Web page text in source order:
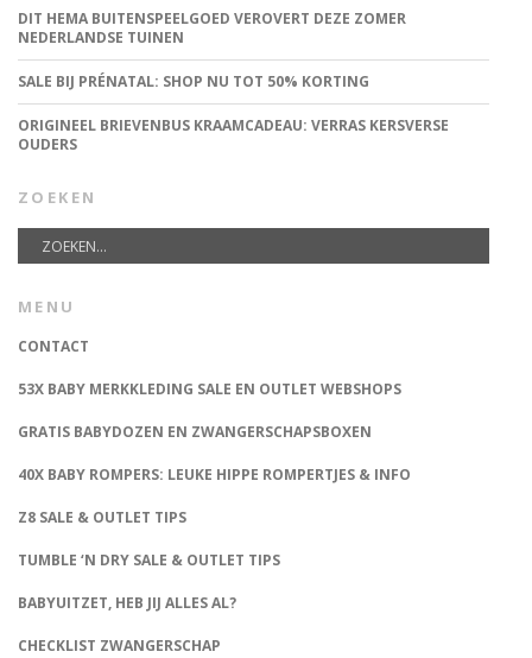
DIT HEMA BUITENSPEELGOED VEROVERT DEZE ZOMER
NEDERLANDSE TUINEN
SALE BIJ PRÉNATAL: SHOP NU TOT 50% KORTING
ORIGINEEL BRIEVENBUS KRAAMCADEAU: VERRAS KERSVERSE
OUDERS
ZOEKEN
MENU
CONTACT
53X BABY MERKKLEDING SALE EN OUTLET WEBSHOPS
GRATIS BABYDOZEN EN ZWANGERSCHAPSBOXEN
40X BABY ROMPERS: LEUKE HIPPE ROMPERTJES & INFO
Z8 SALE & OUTLET TIPS
TUMBLE ‘N DRY SALE & OUTLET TIPS
BABYUITZET, HEB JIJ ALLES AL?
CHECKLIST ZWANGERSCHAP